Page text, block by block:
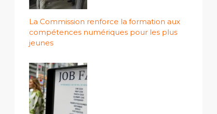
La Commission renforce la formation aux
compétences numériques pour les plus
jeunes